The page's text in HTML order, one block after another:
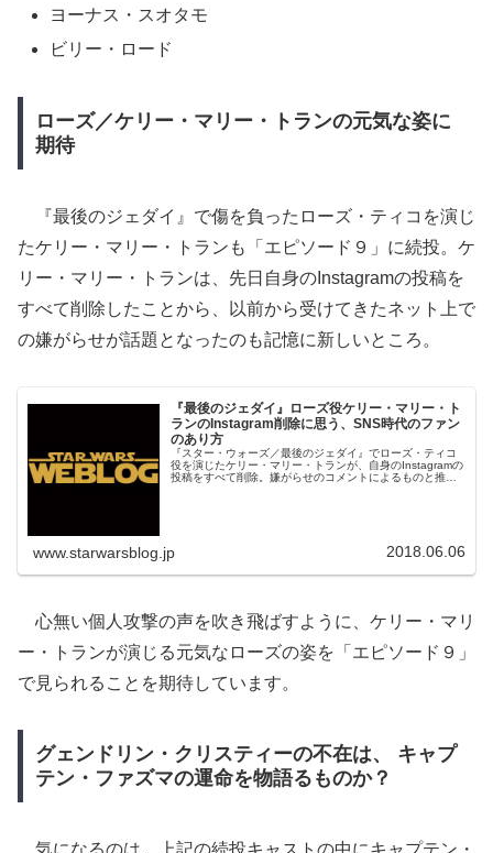
ヨーナス・スオタモ
ビリー・ロード
ローズ／ケリー・マリー・トランの元気な姿に
期待
『最後のジェダイ』で傷を負ったローズ・ティコを演じ
たケリー・マリー・トランも「エピソード９」に続投。ケ
リー・マリー・トランは、先日自身のInstagramの投稿を
すべて削除したことから、以前から受けてきたネット上で
の嫌がらせが話題となったのも記憶に新しいところ。
『最後のジェダイ』ローズ役ケリー・マリー・ト
ランのInstagram削除に思う、SNS時代のファン
のあり方
『スター・ウォーズ／最後のジェダイ』でローズ・ティコ
役を演じたケリー・マリー・トランが、自身のInstagramの
投稿をすべて削除。嫌がらせのコメントによるものと推測
www.starwarsblog.jp 2018.06.06
心無い個人攻撃の声を吹き飛ばすように、ケリー・マリ
ー・トランが演じる元気なローズの姿を「エピソード９」
で見られることを期待しています。
グェンドリン・クリスティーの不在は、 キャプ
テン・ファズマの運命を物語るものか？